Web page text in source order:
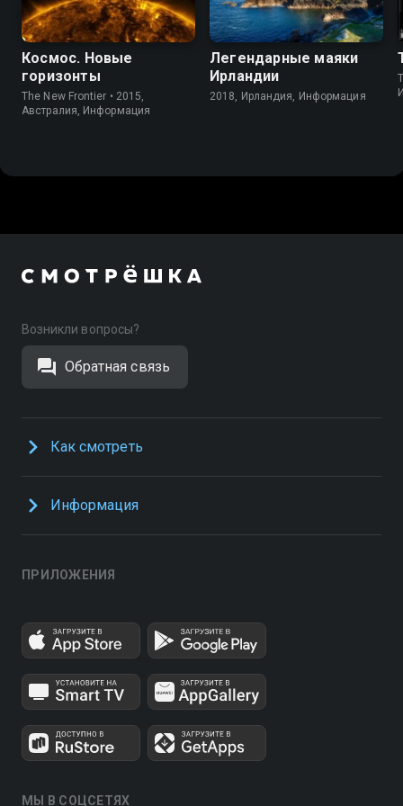
Космос. Новые
горизонты
The New Frontier • 2015,
Австралия, Информация
Легендарные маяки
Ирландии
2018, Ирландия, Информация
Возникли вопросы?
Обратная связь
Как смотреть
Информация
ПРИЛОЖЕНИЯ
МЫ В СОЦСЕТЯХ